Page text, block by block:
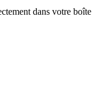
dans votre boîte